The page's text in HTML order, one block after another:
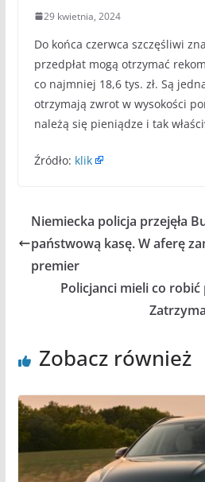
29 kwietnia, 2024
Do końca czerwca szczęśliwi
przedpłat mogą otrzymać
co najmniej 18,6 tys. zł. Są
otrzymają zwrot w wysokości
należą się pieniądze i tak
Źródło: klik
Niemiecka policja przejęła
państwową kasę. W aferę
premier
Policjanci mieli co robić
Zobacz również